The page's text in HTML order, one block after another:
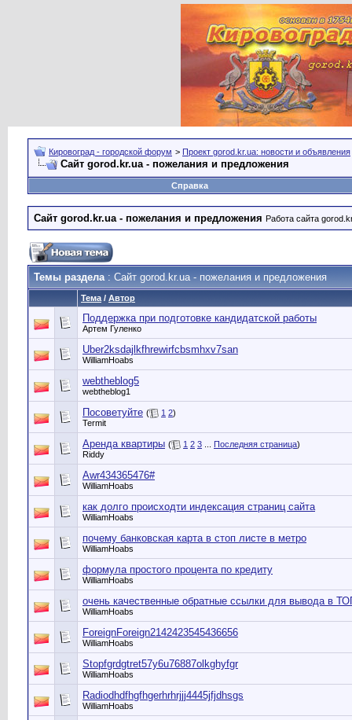
Кировоград - городской форум > Проект gorod.kr.ua: новости и объявления
Сайт gorod.kr.ua - пожелания и предложения
Справка
Сайт gorod.kr.ua - пожелания и предложения Работа сайта
Темы раздела: Сайт gorod.kr.ua - пожелания и предложения
Тема / Автор
Поддержка при подготовке кандидатской работы
Артем Гуленко
Uber2ksdajlkfhrewirfcbsmhxv7san
WilliamHoabs
webtheblog5
webtheblog1
Посоветуйте ( 1 2)
Termit
Аренда квартиры ( 1 2 3 Последняя страница)
Riddy
Awr434365476#
WilliamHoabs
как долго происходти индексация страниц сайта
WilliamHoabs
почему банковская карта в стоп листе в метро
WilliamHoabs
формула простого процента по кредиту
WilliamHoabs
очень качественные обратные ссылки для вывода в
WilliamHoabs
ForeignForeign2142423545436656
WilliamHoabs
Stopfgrdgtret57y6u76887olkghyfgr
WilliamHoabs
Radiodhdfhgfhgerhrhrjjj4445jfjdhsgs
WilliamHoabs